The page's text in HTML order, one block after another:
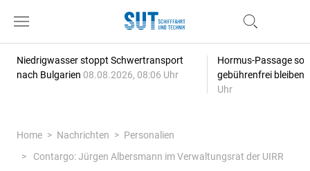
Niedrigwasser stoppt Schwertransport
nach Bulgarien 08.08.2026, 08:06 Uhr
Hormus-Passage
gebührenfrei bleiben
Uhr
Home Nachrichten
Personalien
Contargo: Jürgen Albersmann im Verwaltungsrat der UIRR